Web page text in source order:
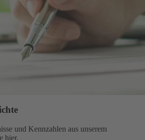
und Kennzahlen aus unserem
hier.